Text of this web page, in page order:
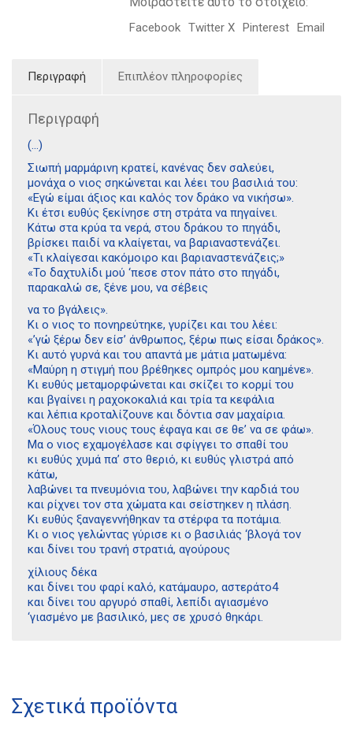
Facebook Twitter X Pinterest Email
Περιγραφή Επιπλέον πληροφορίες
Περιγραφή
(…)
Σιωπή μαρμάρινη κρατεί, κανένας δεν σαλεύει,
μονάχα ο νιος σηκώνεται και λέει του βασιλιά του:
«Εγώ είμαι άξιος και καλός τον δράκο να νικήσω».
Κι έτσι ευθύς ξεκίνησε στη στράτα να πηγαίνει.
Κάτω στα κρύα τα νερά, στου δράκου το πηγάδι,
βρίσκει παιδί να κλαίγεται, να βαριαναστενάζει.
«Τι κλαίγεσαι κακόμοιρο και βαριαναστενάζεις;»
«Το δαχτυλίδι μού ‘πεσε στον πάτο στο πηγάδι,
παρακαλώ σε, ξένε μου, να σέβεις
να το βγάλεις».
Κι ο νιος το πονηρεύτηκε, γυρίζει και του λέει:
«’γώ ξέρω δεν είσ’ άνθρωπος, ξέρω πως είσαι δράκος».
Κι αυτό γυρνά και του απαντά με μάτια ματωμένα:
«Μαύρη η στιγμή που βρέθηκες ομπρός μου καημένε».
Κι ευθύς μεταμορφώνεται και σκίζει το κορμί του
και βγαίνει η ραχοκοκαλιά και τρία τα κεφάλια
και λέπια κροταλίζουνε και δόντια σαν μαχαίρια.
«Όλους τους νιους τους έφαγα και σε θε’ να σε φάω».
Μα ο νιος εχαμογέλασε και σφίγγει το σπαθί του
κι ευθύς χυμά πα’ στο θεριό, κι ευθύς γλιστρά από
κάτω,
λαβώνει τα πνευμόνια του, λαβώνει την καρδιά του
και ρίχνει τον στα χώματα και σείστηκεν η πλάση.
Κι ευθύς ξαναγεννήθηκαν τα στέρφα τα ποτάμια.
Κι ο νιος γελώντας γύρισε κι ο βασιλιάς ‘βλογά τον
και δίνει του τρανή στρατιά, αγούρους
χίλιους δέκα
και δίνει του φαρί καλό, κατάμαυρο, αστεράτο4
και δίνει του αργυρό σπαθί, λεπίδι αγιασμένο
‘γιασμένο με βασιλικό, μες σε χρυσό θηκάρι.
Σχετικά προϊόντα
21 1750 8340